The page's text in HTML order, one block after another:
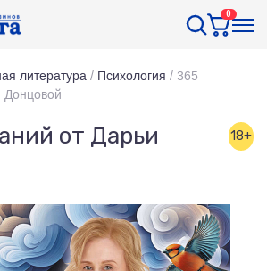
0
литература / Психология / 365
Донцовой
от Дарьи
18+